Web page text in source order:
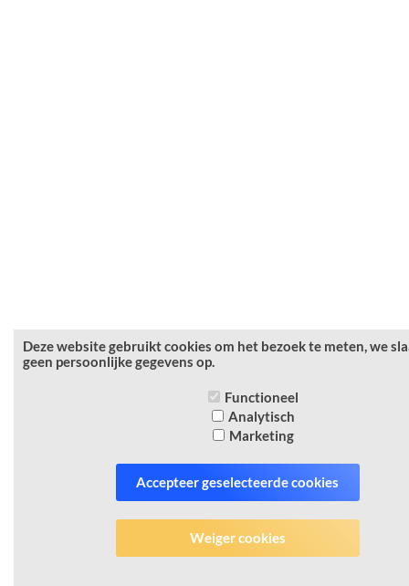
Deze website gebruikt cookies om het bezoek te meten, we
geen persoonlijke gegevens op.
Functioneel
Analytisch
Marketing
Accepteer geselecteerde cookies
Weiger cookies